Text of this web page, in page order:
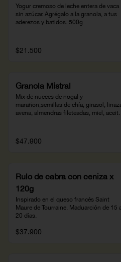
Yogur cremoso de leche entera de vaca
sin azúcar. Agrégalo a la granola, a tus
aderezos y batidos. 500g
$21.500
Granola Mistral
Mix de nueces de nogal y
marañon,semillas de chía, girasol,
avena, almendras fileteadas, miel, aceite
crocante, agrégale yogur o leches
vegetales. Ideal para el desayuno con
$47.900
Rulo de cabra con ceniza x
120g
Inspirado en el queso francés Saint
Maure de Tourraine. Maduarción de 15
20 días.
$37.900